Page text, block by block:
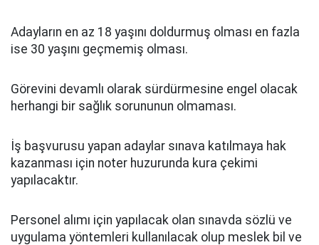
Adayların en az 18 yaşını doldurmuş olması en fazla
ise 30 yaşını geçmemiş olması.
Görevini devamlı olarak sürdürmesine engel olacak
herhangi bir sağlık sorununun olmaması.
İş başvurusu yapan adaylar sınava katılmaya hak
kazanması için noter huzurunda kura çekimi
yapılacaktır.
Personel alımı için yapılacak olan sınavda sözlü ve
uygulama yöntemleri kullanılacak olup meslek bil ve